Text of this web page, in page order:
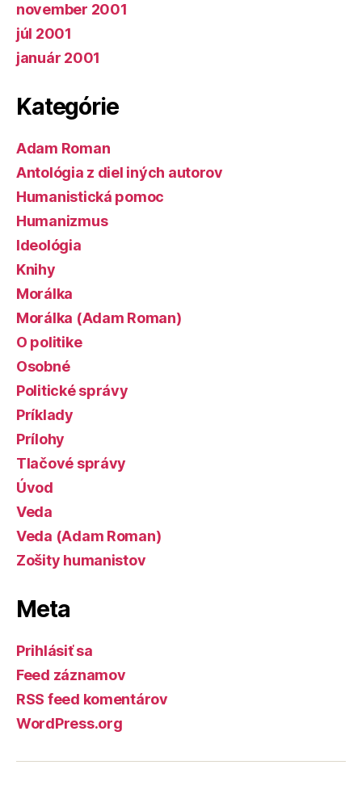
november 2001
júl 2001
január 2001
Kategórie
Adam Roman
Antológia z diel iných autorov
Humanistická pomoc
Humanizmus
Ideológia
Knihy
Morálka
Morálka (Adam Roman)
O politike
Osobné
Politické správy
Príklady
Prílohy
Tlačové správy
Úvod
Veda
Veda (Adam Roman)
Zošity humanistov
Meta
Prihlásiť sa
Feed záznamov
RSS feed komentárov
WordPress.org